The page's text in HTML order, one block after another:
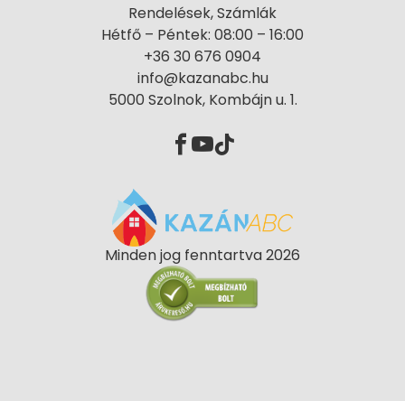
Rendelések, Számlák
Hétfő – Péntek: 08:00 – 16:00
+36 30 676 0904
info@kazanabc.hu
5000 Szolnok, Kombájn u. 1.
Minden jog fenntartva 2026